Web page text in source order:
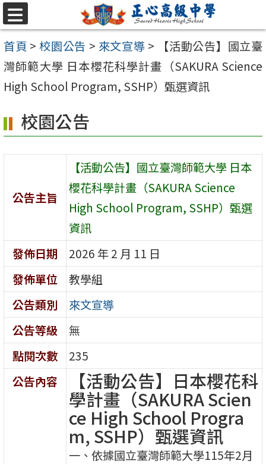
跳至主要內容區
選
單
首頁 > 校園公告 > 來文宣導 >
【活動公告】國立臺
灣師範大學 日本櫻花科學計畫（SAKURA Science
High School Program, SSHP）甄選資訊
校園公告
公告主旨
【活動公告】國立臺灣師範大學 日本
櫻花科學計畫（SAKURA Science
High School Program, SSHP）甄選
資訊
發佈日期
2026 年 2 月 11 日
發佈單位
教學組
公告類別
來文宣導
公告等級
無
點閱次數
235
公告內容
【活動公告】日本櫻花科
學計畫（SAKURA Scien
ce High School Progra
m, SSHP）甄選資訊
一、依據國立臺灣師範大學115年2月